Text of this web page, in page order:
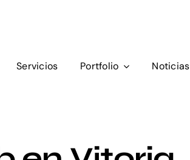
Servicios Portfolio Noticias